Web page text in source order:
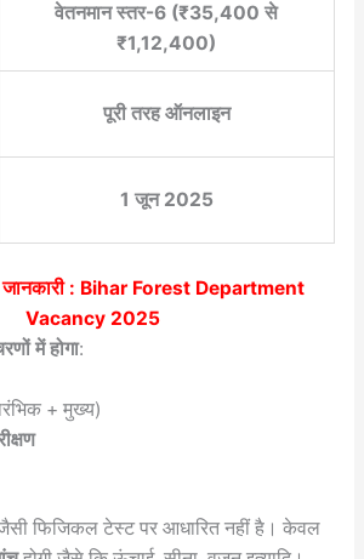
वेतनमान स्तर-6 (₹35,400 से
₹1,12,400)
पूरी तरह ऑनलाइन
1 जून 2025
जानकारी : Bihar Forest Department
Vacancy 2025
में होगा:
+ मुख्य)
जैसी फिजिकल टेस्ट पर आधारित नहीं है। केवल